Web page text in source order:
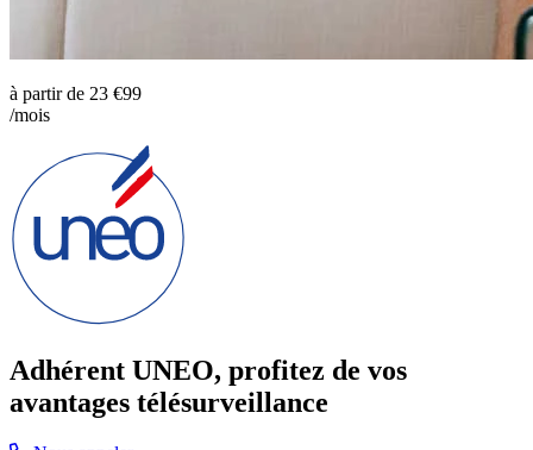
à partir de 23 €99
/mois
Adhérent UNEO, profitez de vos
avantages télésurveillance